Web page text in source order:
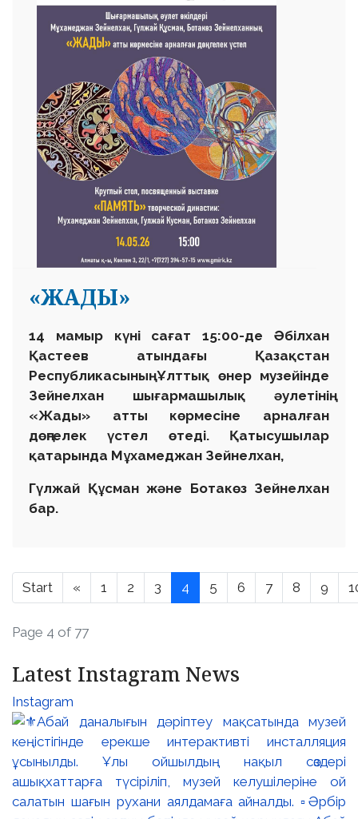
«ЖАДЫ»
14 мамыр күні сағат 15:00-де Әбілхан
Қастеев атындағы Қазақстан
Республикасының Ұлттық өнер музейінде
Зейнелхан шығармашылық әулетінің
«Жады» атты көрмесіне арналған
дөңгелек үстел өтеді. Қатысушылар
қатарында Мұхамеджан Зейнелхан,
Гүлжай Құсман және Ботакөз Зейнелхан
бар.
Start « 1 2 3 4 5 6 7 8 9
Page 4 of 77
Latest Instagram News
Instagram